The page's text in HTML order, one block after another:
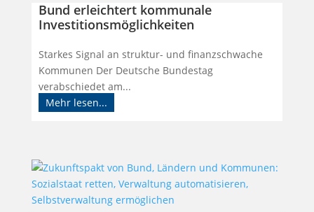
Bund erleichtert kommunale
Investitionsmöglichkeiten
Starkes Signal an struktur- und finanzschwache
Kommunen Der Deutsche Bundestag
verabschiedet am...
Mehr lesen...